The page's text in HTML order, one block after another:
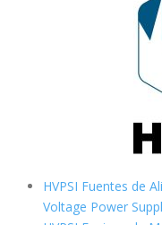
HVPSI Fuentes de
Voltage Power